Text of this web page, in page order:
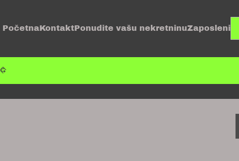
Početna Kontakt Ponudite vašu nekretninuZaposleni